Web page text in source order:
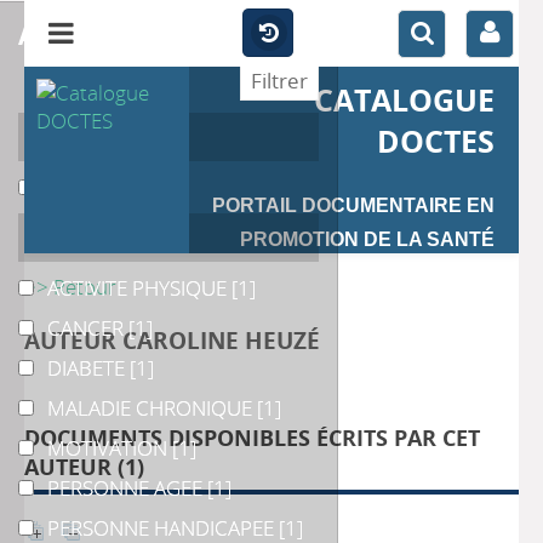
CATALOGUE
DOCTES
PORTAIL DOCUMENTAIRE EN
PROMOTION DE LA SANTÉ
>> Retour
AUTEUR CAROLINE HEUZÉ
DOCUMENTS DISPONIBLES ÉCRITS PAR CET
AUTEUR (1)
affiner
Auteur
Brès
ACTIVITE PHYSIQUE
ACTIVITE PHYSIQUE [1]
CANCER
CANCER[1]
DIABETE
DIABETE [1]
MALADIE CHRONIQUE
MALADIE CHRONIQUE [1]
MOTIVATION
MOTIVATION[1]
PERSONNE AGEE
PERSONNE AGEE[1]
PERSONNE HANDICAPEE
PERSONNE HANDICAPEE [1]